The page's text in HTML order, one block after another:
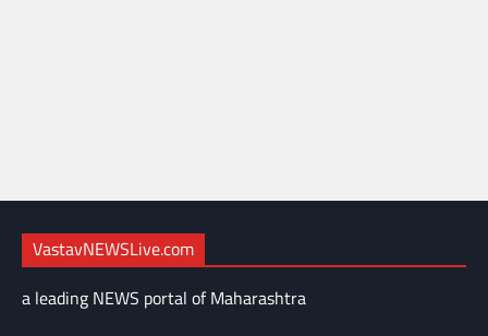
VastavNEWSLive.com
a leading NEWS portal of Maharashtra